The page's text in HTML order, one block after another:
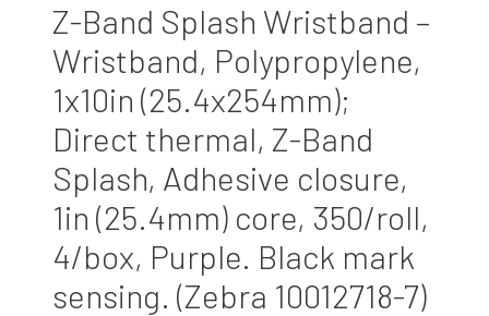
Z-Band Splash Wristband –
Wristband, Polypropylene,
1x10in (25.4x254mm);
Direct thermal, Z-Band
Splash, Adhesive closure,
1in (25.4mm) core, 350/roll,
4/box, Purple. Black mark
sensing. (Zebra 10012718-7)